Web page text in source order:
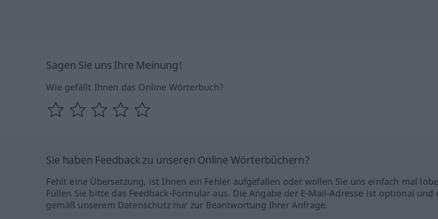
Sagen Sie uns Ihre Meinung!
Wie gefällt Ihnen das Online Wörterbuch?
Sie haben Feedback zu unseren Online Wörterbüchern?
Fehlt eine Übersetzung, ist Ihnen ein Fehler aufgefallen oder wollen Sie uns einfach mal
Füllen Sie bitte das Feedback-Formular aus. Die Angabe der E-Mail-Adresse ist optional und
gemäß unserem Datenschutz nur zur Beantwortung Ihrer Anfrage.